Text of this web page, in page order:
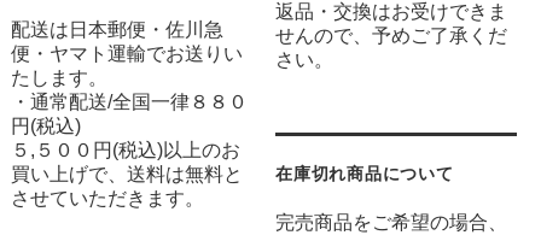
配送は日本郵便・佐川急
便・ヤマト運輸でお送りい
たします。
・通常配送/全国一律８８０
円(税込)
５,５００円(税込)以上のお
買い上げで、送料は無料と
させていただきます。
返品・交換はお受けできま
せんので、予めご了承くだ
さい。
在庫切れ商品について
完売商品をご希望の場合、